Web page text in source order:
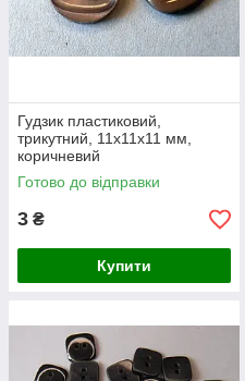
Гудзик пластиковий,
трикутний, 11х11х11 мм,
коричневий
Готово до відправки
3 ₴
Купити